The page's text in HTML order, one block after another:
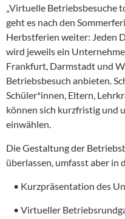
„Virtuelle Betriebsbesuche
geht es nach den
Herbstferien weiter: Jeden
wird jeweils ein
Frankfurt, Darmstadt und
Betriebsbesuch anbieten.
Schüler*innen, Eltern,
können sich kurzfristig und
einwählen.
Die Gestaltung der
überlassen, umfasst aber in
• Kurzpräsentation des
• Virtueller